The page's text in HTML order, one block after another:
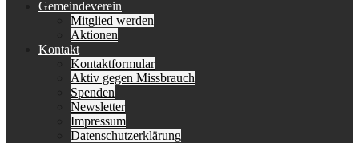
Gemeindeverein
Mitglied werden
Aktionen
Kontakt
Kontaktformular
Aktiv gegen Missbrauch
Spenden
Newsletter
Impressum
Datenschutzerklärung